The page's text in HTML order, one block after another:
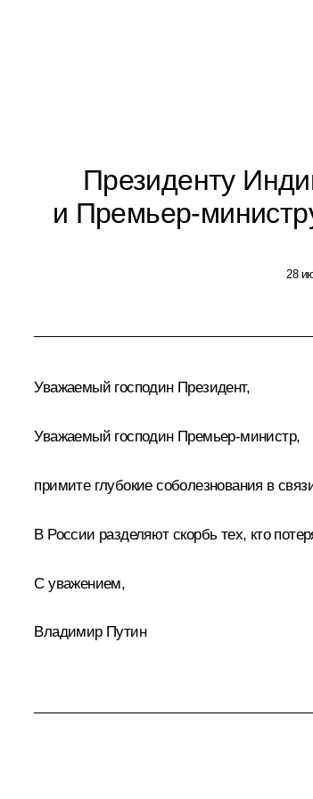
Президенту
и Премьер-
28
Уважаемый господин Президент,
Уважаемый господин Премьер-министр,
примите глубокие соболезнования в
В России разделяют скорбь тех, кто
С уважением,
Владимир Путин